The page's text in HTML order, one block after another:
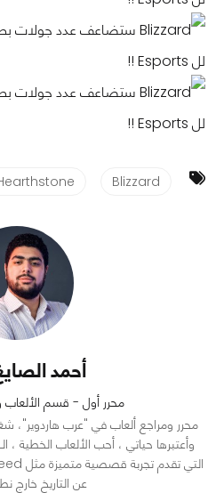
Blizzard
أحمد
محرر أول - قسم الألعاب
محرر ومراجع ألعاب في "عرب هاردوير"،
عن التاريخ خارج